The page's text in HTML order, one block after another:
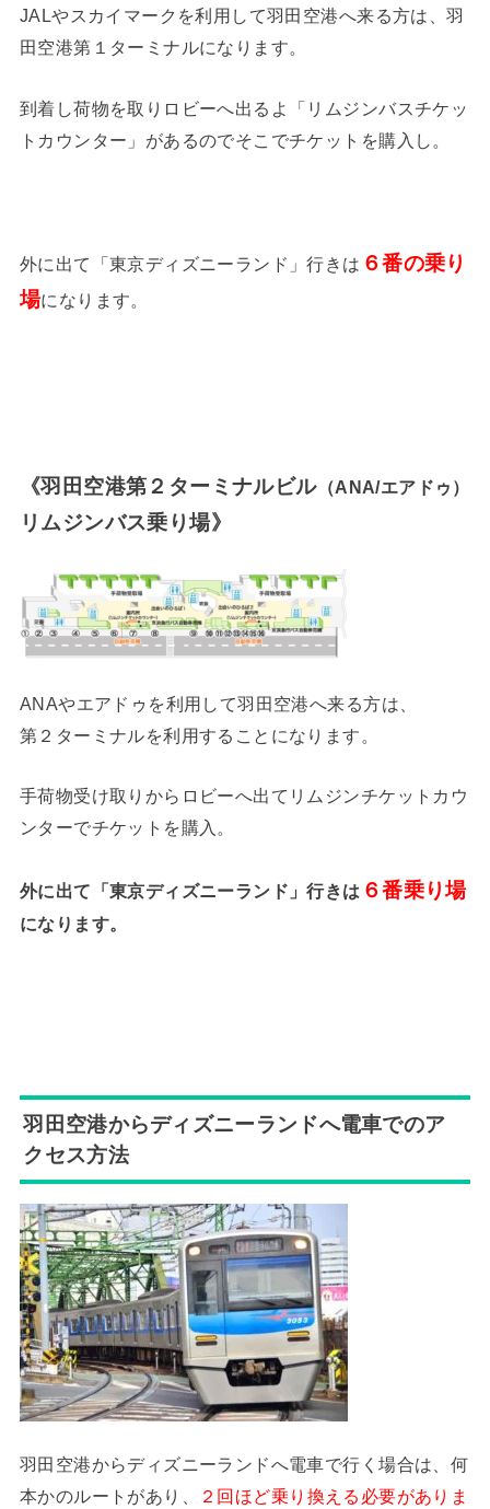
JALやスカイマークを利用して羽田空港へ来る方は、羽
田空港第１ターミナルになります。
到着し荷物を取りロビーへ出るよ「リムジンバスチケッ
トカウンター」があるのでそこでチケットを購入し。
外に出て「東京ディズニーランド」行きは ６番の乗り
場になります。
《羽田空港第２ターミナルビル（ANA/エアドゥ）
リムジンバス乗り場》
ANAやエアドゥを利用して羽田空港へ来る方は、
第２ターミナルを利用することになります。
手荷物受け取りからロビーへ出てリムジンチケットカウ
ンターでチケットを購入。
外に出て「東京ディズニーランド」行きは ６番乗り場
になります。
羽田空港からディズニーランドへ電車でのア
クセス方法
羽田空港からディズニーランドへ電車で行く場合は、何
本かのルートがあり、
２回ほど乗り換える必要がありま